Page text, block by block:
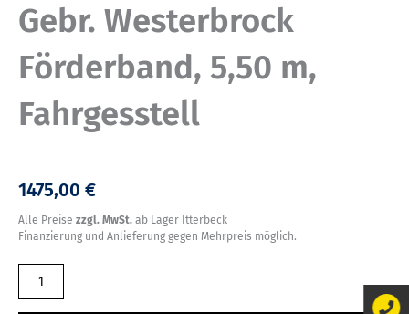
Gebr. Westerbrock
Förderband, 5,50 m,
Fahrgesstell
1475,00 €
Alle Preise zzgl. MwSt. ab Lager Itterbeck
Finanzierung und Anlieferung gegen Mehrpreis möglich.
Gebr.
Westerbrock